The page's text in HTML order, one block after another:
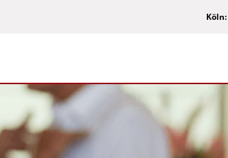
Köln: